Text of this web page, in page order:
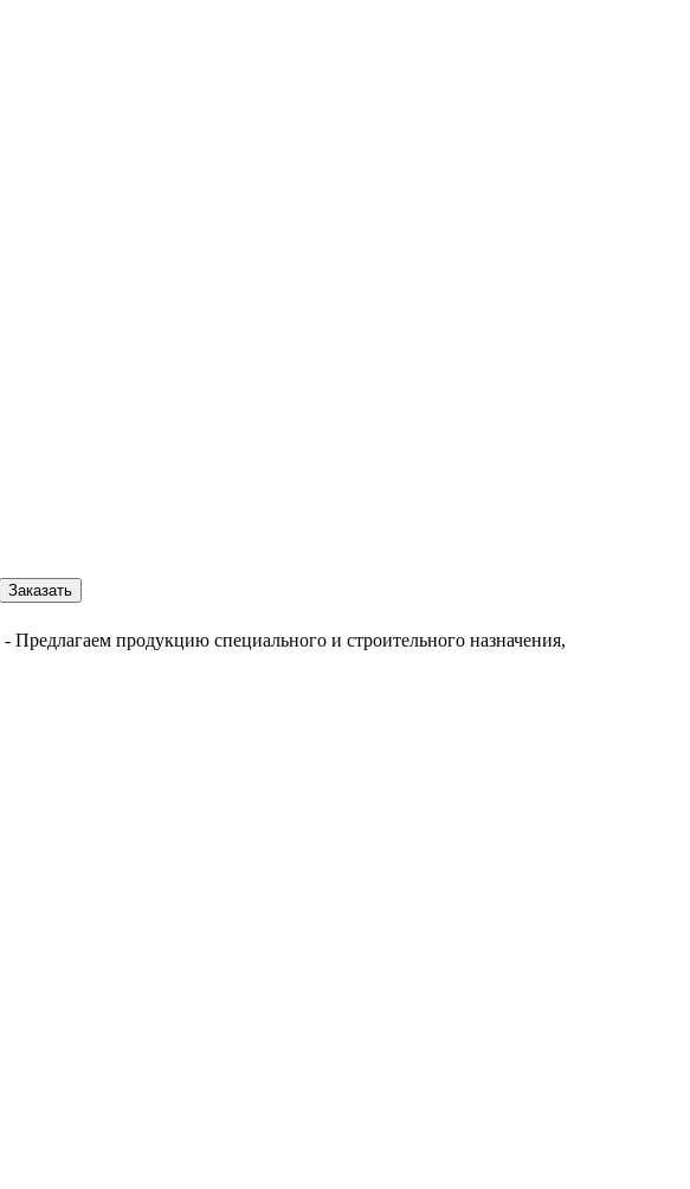
Заказать
- Предлагаем продукцию специального и строительного назначения,